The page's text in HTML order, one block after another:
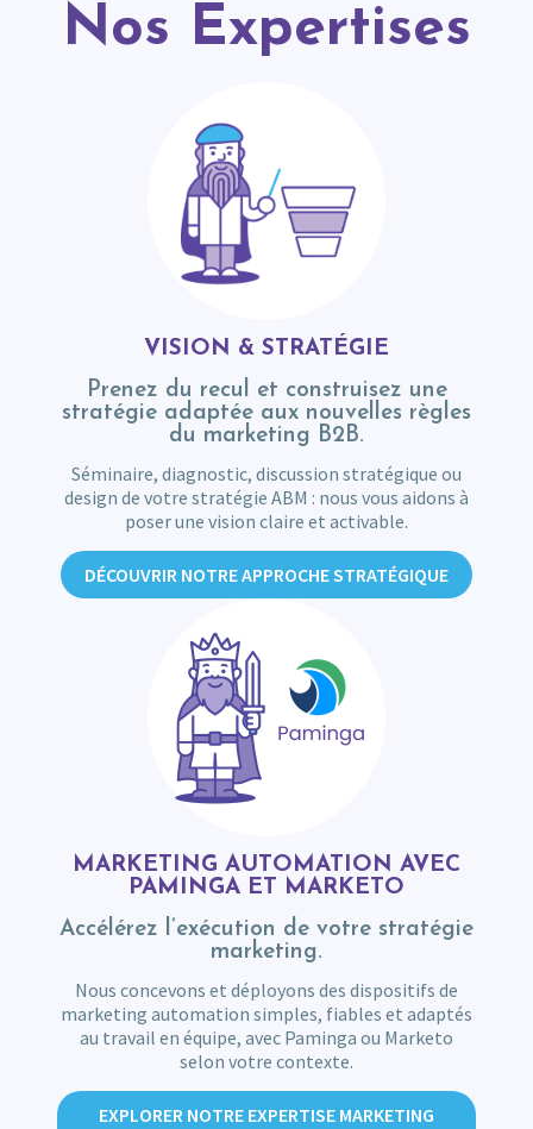
Nos Expertises
VISION & STRATÉGIE
Prenez du recul et construisez une
stratégie adaptée aux nouvelles règles
du marketing B2B.
Séminaire, diagnostic, discussion stratégique ou
design de votre stratégie ABM : nous vous aidons à
poser une vision claire et activable.
DÉCOUVRIR NOTRE APPROCHE STRATÉGIQUE
MARKETING AUTOMATION AVEC
PAMINGA ET MARKETO
Accélérez l’exécution de votre stratégie
marketing.
Nous concevons et déployons des dispositifs de
marketing automation simples, fiables et adaptés
au travail en équipe, avec Paminga ou Marketo
selon votre contexte.
EXPLORER NOTRE EXPERTISE MARKETING